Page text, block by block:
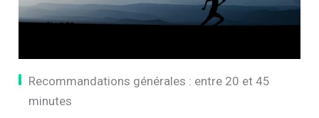
Recommandations générales : entre 20 et 45
minutes